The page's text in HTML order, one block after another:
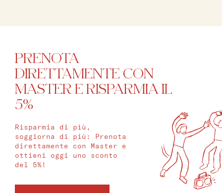
PRENOTA
DIRETTAMENTE CON
MASTER E RISPARMIA IL
5%
Risparmia di più,
soggiorna di più: Prenota
direttamente con Master e
ottieni oggi uno sconto
del 5%!